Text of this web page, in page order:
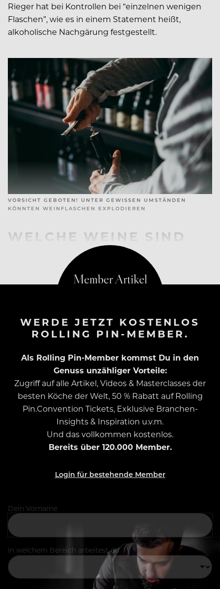
Rieger hat bei Kontrollen bei “einzelnen wenigen
Flaschen”, wie es in einem Statement heißt,
alkoholische Nachgärung festgestellt.
VORSICHT GEBOTEN! UNTER GEWISSEN UMSTÄNDEN
KÖNNTEN WEINFLASCHEN EXPLODIEREN
WELCHE WEINE SIND
BETROFFEN?
WERDE JETZT KOSTENLOS
ROLLING PIN-MEMBER.
Als Rolling Pin-Member kommst Du in den
Genuss unzähliger Vorteile:
Zugriff auf alle Artikel, Videos & Masterclasses der
besten Köche der Welt, 50 % Rabatt auf Rolling
Pin.Convention Tickets, Exklusive Branchen-
Insights & Inspiration u.v.m.
Und das vollkommen kostenlos.
Bereits über 120.000 Member.
Login für bestehende Member
Dein Vorname
In welchem Bereich arbeitest du